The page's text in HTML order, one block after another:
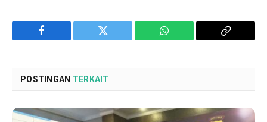
Facebook Twitter WhatsApp
Copy
POSTINGAN TERKAIT